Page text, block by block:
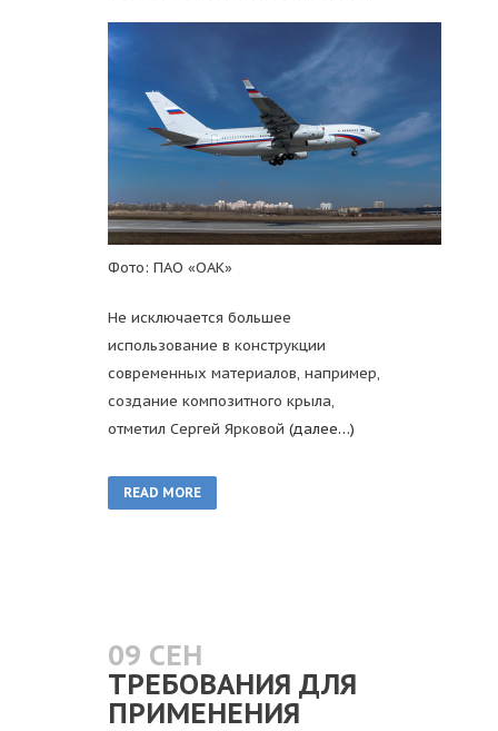
Фото: ПАО «ОАК»
Не исключается большее
использование в конструкции
современных материалов, например,
создание композитного крыла,
отметил Сергей Ярковой (далее…)
READ MORE
09 СЕН
ТРЕБОВАНИЯ ДЛЯ
ПРИМЕНЕНИЯ